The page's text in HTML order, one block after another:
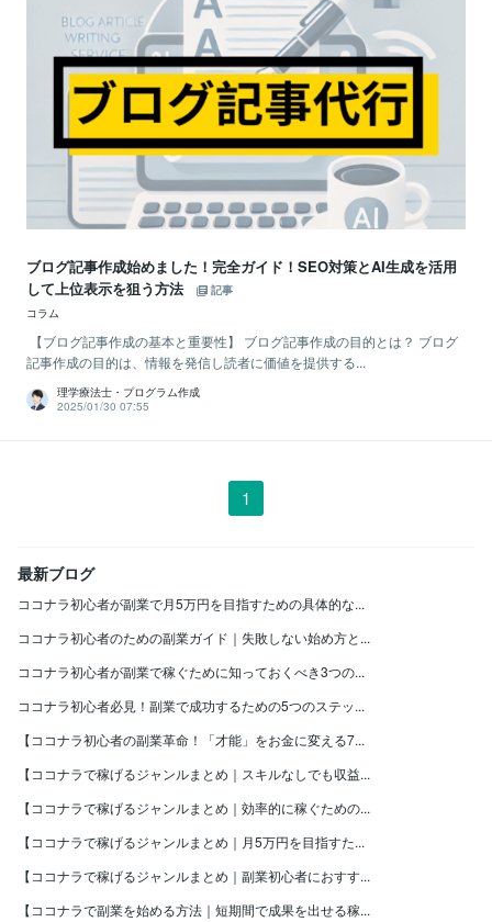
ブログ記事作成始めました！完全ガイド！SEO対策とAI生成を活用
して上位表示を狙う方法
記事
コラム
【ブログ記事作成の基本と重要性】 ブログ記事作成の目的とは？ ブログ
記事作成の目的は、情報を発信し読者に価値を提供する...
理学療法士・プログラム作成
2025/01/30 07:55
1
最新ブログ
ココナラ初心者が副業で月5万円を目指すための具体的な...
ココナラ初心者のための副業ガイド｜失敗しない始め方と...
ココナラ初心者が副業で稼ぐために知っておくべき3つの...
ココナラ初心者必見！副業で成功するための5つのステッ...
【ココナラ初心者の副業革命！「才能」をお金に変える7...
【ココナラで稼げるジャンルまとめ｜スキルなしでも収益...
【ココナラで稼げるジャンルまとめ｜効率的に稼ぐための...
【ココナラで稼げるジャンルまとめ｜月5万円を目指すた...
【ココナラで稼げるジャンルまとめ｜副業初心者におすす...
【ココナラで副業を始める方法｜短期間で成果を出せる稼...